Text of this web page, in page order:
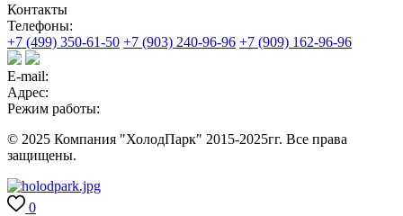
Контакты
Телефоны:
+7 (499) 350-61-50 +7 (903) 240-96-96 +7 (909) 162-96-96
E-mail:
Адрес:
Режим работы:
© 2025 Компания "ХолодПарк" 2015-2025гг. Все права
защищены.
0